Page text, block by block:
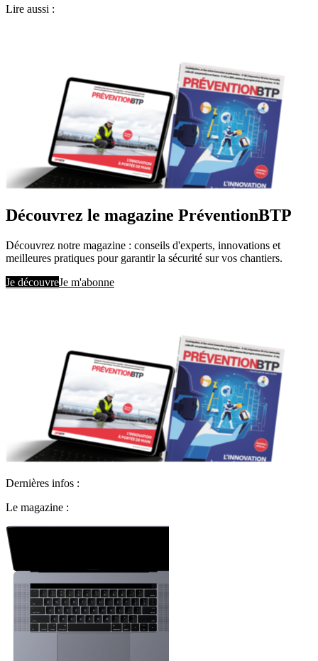
Lire aussi :
Découvrez le magazine PréventionBTP
Découvrez notre magazine : conseils d'experts, innovations et
meilleures pratiques pour garantir la sécurité sur vos chantiers.
Je découvreJe m'abonne
Dernières infos :
Le magazine :